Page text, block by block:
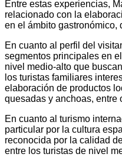
Entre estas experiencias,
relacionado con la
en el ámbito gastronómico,
En cuanto al perfil del
segmentos principales en
nivel medio-alto que
los turistas familiares
elaboración de productos
quesadas y anchoas, entre
En cuanto al turismo
particular por la cultura
reconocida por la calidad
entre los turistas de nivel